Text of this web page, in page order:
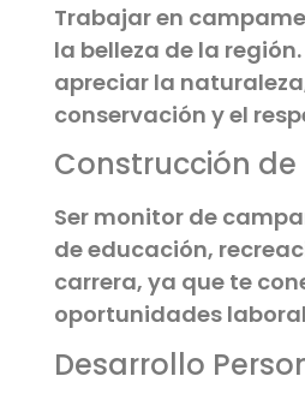
Trabajar en
la belleza de la
apreciar la
conservación y el
Construcción de
Ser monitor de
de educación,
carrera, ya que te
oportunidades
Desarrollo